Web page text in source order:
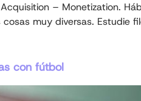
– Monetization.
muy diversas. Estudie
con fútbol